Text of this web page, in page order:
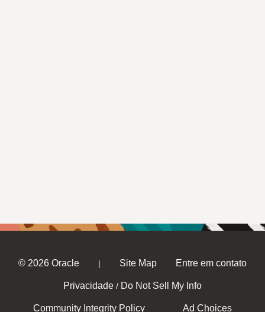
© 2026 Oracle | Site Map Entre em contato
Privacidade / Do Not Sell My Info
Community Integrity Policy Ad Choices